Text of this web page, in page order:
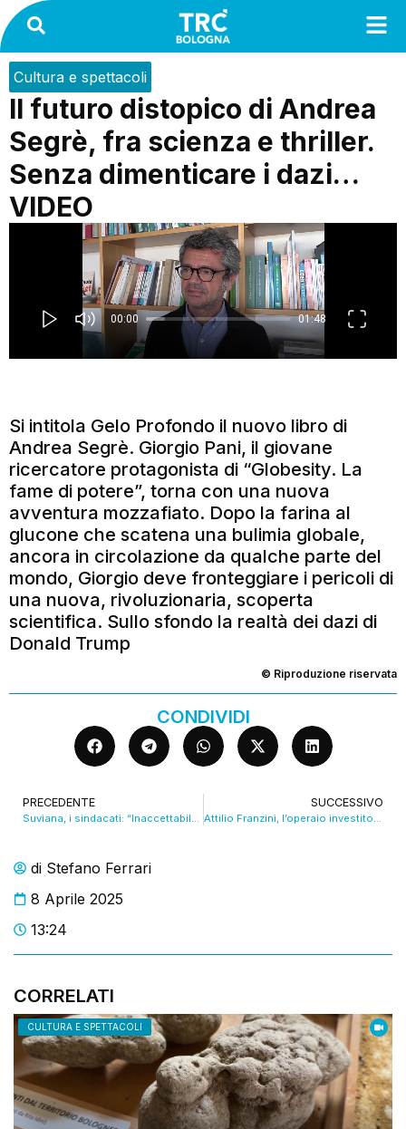
di Stefano Ferrari
8 Aprile 2025
13:24
CORRELATI
CULTURA E SPETTACOLI
Cultura e spettacoli
Il futuro distopico di Andrea
Segrè, fra scienza e thriller.
Senza dimenticare i dazi…
VIDEO
Si intitola Gelo Profondo il nuovo libro di
Andrea Segrè. Giorgio Pani, il giovane
ricercatore protagonista di “Globesity. La
fame di potere”, torna con una nuova
avventura mozzafiato. Dopo la farina al
glucone che scatena una bulimia globale,
ancora in circolazione da qualche parte del
mondo, Giorgio deve fronteggiare i pericoli di
una nuova, rivoluzionaria, scoperta
scientifica. Sullo sfondo la realtà dei dazi di
Donald Trump
© Riproduzione riservata
CONDIVIDI
PRECEDENTE SUCCESSIVO